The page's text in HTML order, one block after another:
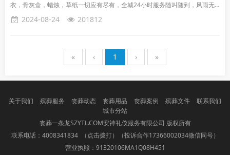
衣，骨灰盒，蜡烛，草纸一切应有尽有，全城24小时服务随叫随到，风雨无
阻！您身边的白事顾问，殡仪专家…… 服务地点...
2024-08-24 201812
« ‹ 1 › »
关于我们 殡葬服务 丧葬动态 丧葬用品 丧葬案例 殡葬文件
联系我们
城市分站
丧葬一条龙SZYTL.COM安神礼仪服务有限公司 版权所有
联系电话： 4008341834 （点击拨打）
（投诉合作17366002034微信同号）
营业执照：91320106MA1Q08H451